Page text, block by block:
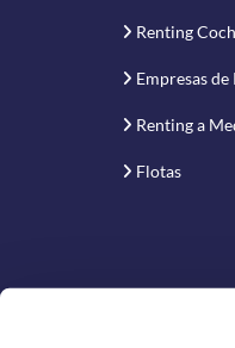
Renting
Empresas
Renting a
Flotas